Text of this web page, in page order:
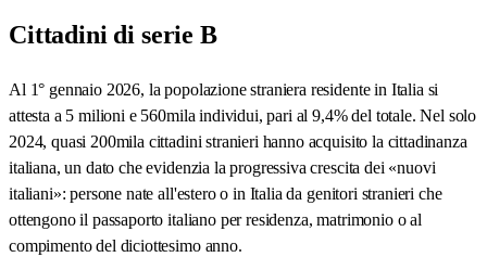
Cittadini di serie B
Al 1° gennaio 2026, la popolazione straniera residente in Italia si
attesta a 5 milioni e 560mila individui, pari al 9,4% del totale. Nel solo
2024, quasi 200mila cittadini stranieri hanno acquisito la cittadinanza
italiana, un dato che evidenzia la progressiva crescita dei «nuovi
italiani»: persone nate all'estero o in Italia da genitori stranieri che
ottengono il passaporto italiano per residenza, matrimonio o al
compimento del diciottesimo anno.